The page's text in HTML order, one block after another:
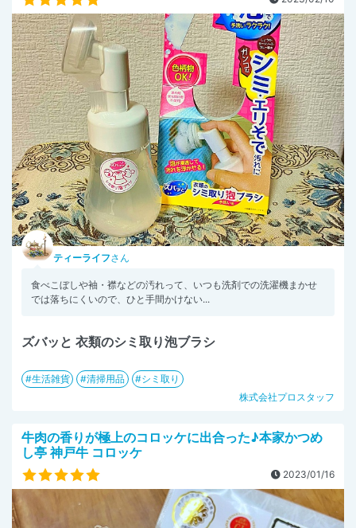
ティーライフさん
食べこぼしや袖・襟などの汚れって、いつも洗剤での洗濯機まかせ
では落ちにくいので、ひと手間かけない...
ズバッと 衣類のシミ取り泡ブラシ
生活雑貨 清掃用品
シミ取り
株式会社プロスタッフ
牛肉の香りが極上のコロッケに出合った♪本家かつめ
し亭 神戸牛 コロッケ
2023/01/16